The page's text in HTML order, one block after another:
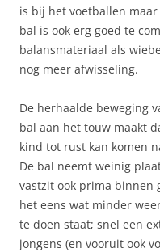
is bij het voetballen
bal is ook erg goed te
balansmateriaal als
nog meer afwisseling.
De herhaalde beweging
bal aan het touw maakt
kind tot rust kan komen
De bal neemt weinig
vastzit ook prima binnen
het eens wat minder
te doen staat; snel een
jongens (en vooruit ook